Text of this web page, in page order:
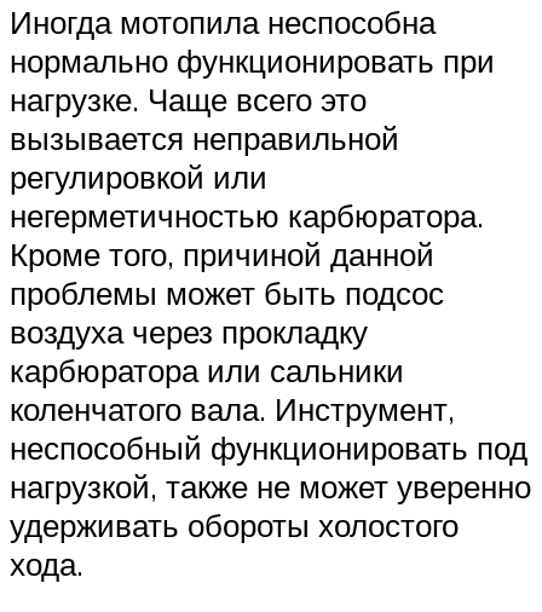
Иногда мотопила неспособна
нормально функционировать при
нагрузке. Чаще всего это
вызывается неправильной
регулировкой или
негерметичностью карбюратора.
Кроме того, причиной данной
проблемы может быть подсос
воздуха через прокладку
карбюратора или сальники
коленчатого вала. Инструмент,
неспособный функционировать под
нагрузкой, также не может уверенно
удерживать обороты холостого
хода.